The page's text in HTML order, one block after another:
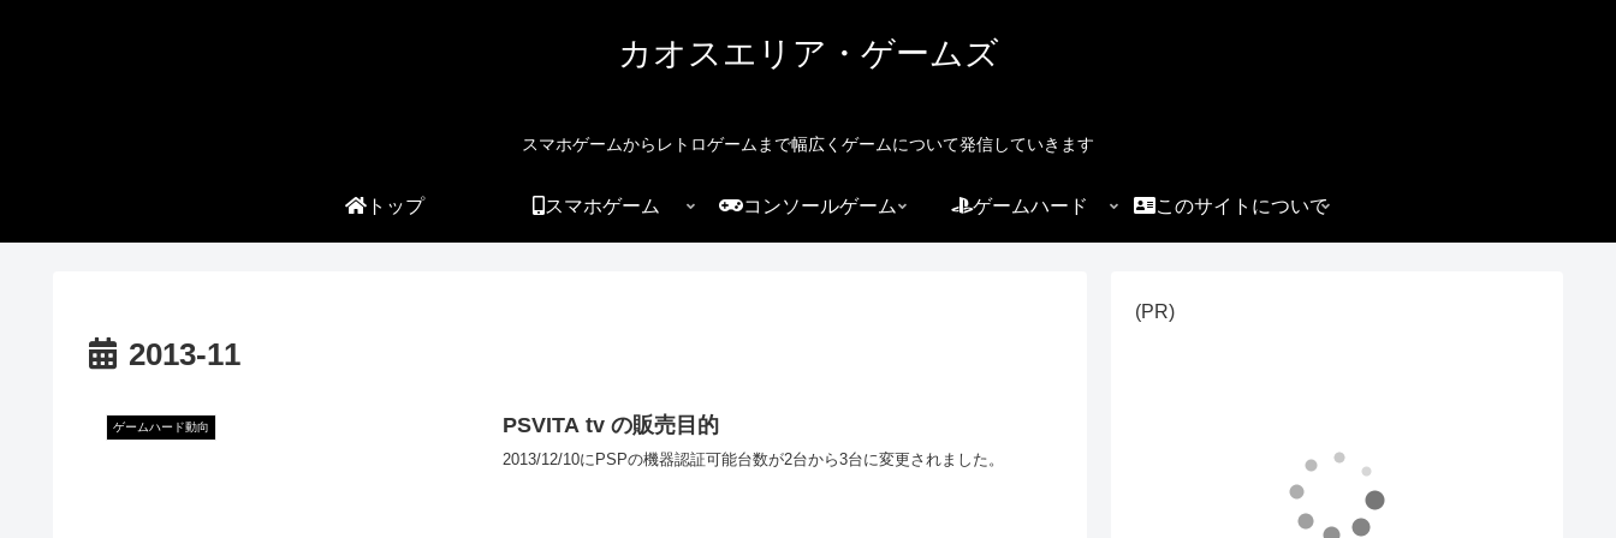
カオスエリア・ゲームズ
スマホゲームからレトロゲームまで幅広くゲームについて発信していきます
トップ スマホゲーム コンソールゲーム ゲームハード このサイトについて
2013-11
ゲームハード動向 PSVITA tv の販売目的
2013/12/10にPSPの機器認証可能台数が2台から3台に変更されました。
(PR)